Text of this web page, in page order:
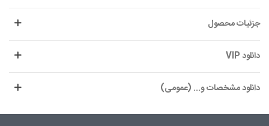
جزئیات محصول
دانلود VIP
دانلود مشخصات و... (عمومی)